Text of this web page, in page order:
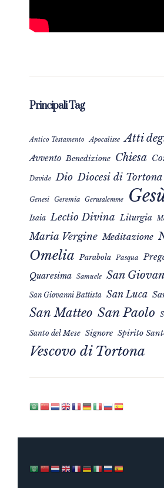
Principali Tag
Antico Testamento Apocalisse Atti
Avvento Benedizione Chiesa
Davide Dio Diocesi di Tortona
Genesi Geremia Gerusalemme
Isaia Lectio Divina Liturgia
Maria Vergine Meditazione
Omelia Parabola Pasqua
Quaresima Samuele San
San Giovanni Battista San Luca
San Matteo San Paolo
Santo del Mese Signore Spirito
Vescovo di Tortona